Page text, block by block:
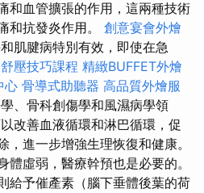
和血管擴張的作用，這兩種技術
和抗發炎作用。 創意宴會外燴
肌腱病特別有效，即使在急
舒壓技巧課程 精緻BUFFET外燴
心 骨導式助聽器 高品質外燴服
、骨科創傷學和風濕病學領
改善血液循環和淋巴循環，促
進一步增強生理恢復和健康。
虛弱，醫療幹預也是必要的。
給予催產素（腦下垂體後葉的荷